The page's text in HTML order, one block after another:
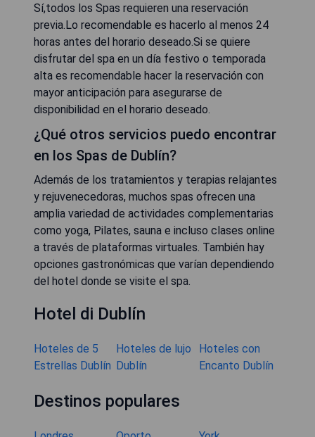
Sí,todos los Spas requieren una reservación
previa.Lo recomendable es hacerlo al menos 24
horas antes del horario deseado.Si se quiere
disfrutar del spa en un día festivo o temporada
alta es recomendable hacer la reservación con
mayor anticipación para asegurarse de
disponibilidad en el horario deseado.
¿Qué otros servicios puedo encontrar
en los Spas de Dublín?
Además de los tratamientos y terapias relajantes
y rejuvenecedoras, muchos spas ofrecen una
amplia variedad de actividades complementarias
como yoga, Pilates, sauna e incluso clases online
a través de plataformas virtuales. También hay
opciones gastronómicas que varían dependiendo
del hotel donde se visite el spa.
Hotel di Dublín
Hoteles de 5
Estrellas Dublín
Hoteles de lujo
Dublín
Hoteles con
Encanto Dublín
Destinos populares